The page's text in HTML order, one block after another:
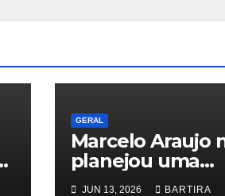
GERAL
Marcelo Araujo
planejou uma
grande carreira.
JUN 13, 2026 BARTIRA